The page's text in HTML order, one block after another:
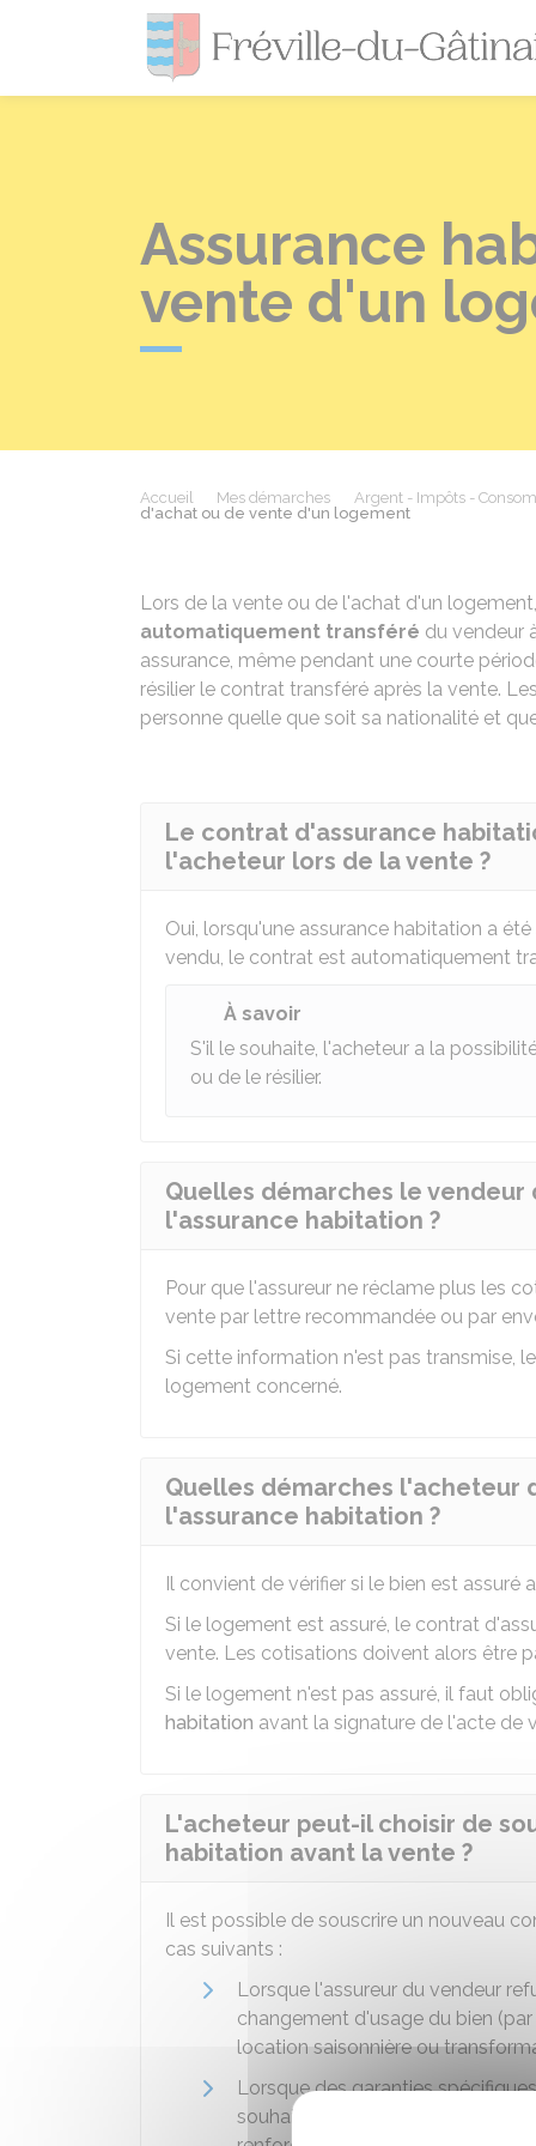
Assurance
vente d'un
Accueil Mes démarches Argent - Impôts -
d'achat ou de vente d'un logement
Lors de la vente ou de l'achat d'un
automatiquement transféré du vendeur
assurance, même pendant une courte
résilier le contrat transféré après la vente.
personne quelle que soit sa nationalité et
Le contrat d'assurance
l'acheteur lors de la vente ?
Oui, lorsqu'une assurance habitation a
vendu, le contrat est automatiquement
À savoir
S'il le souhaite, l'acheteur a la
ou de le résilier.
Quelles démarches le
l'assurance habitation ?
Pour que l'assureur ne réclame plus les
vente par lettre recommandée ou par
Si cette information n'est pas transmise,
logement concerné.
Quelles démarches
l'assurance habitation ?
Il convient de vérifier si le bien est assuré
Si le logement est assuré, le contrat
vente. Les cotisations doivent alors être
Si le logement n'est pas assuré, il faut
habitation avant la signature de l'acte de
L'acheteur peut-il choisir de
habitation avant la vente ?
Il est possible de souscrire un nouveau
cas suivants :
Lorsque l'assureur du vendeur
changement d'usage du bien
location saisonnière ou
Lorsque des garanties
souhaitées, telles qu'une